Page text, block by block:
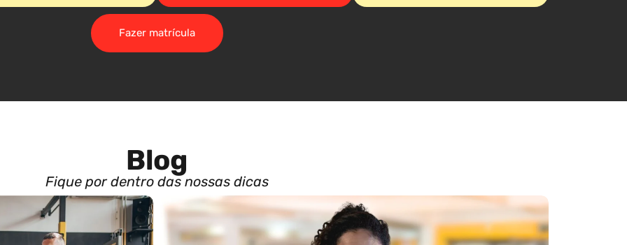
Fazer matrícula
Blog
Fique por dentro das nossas dicas